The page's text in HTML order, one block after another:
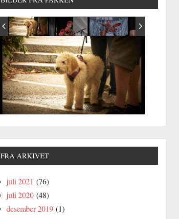
FRA ARKIVET
juli 2021 (76)
juli 2020 (48)
desember 2019 (1)